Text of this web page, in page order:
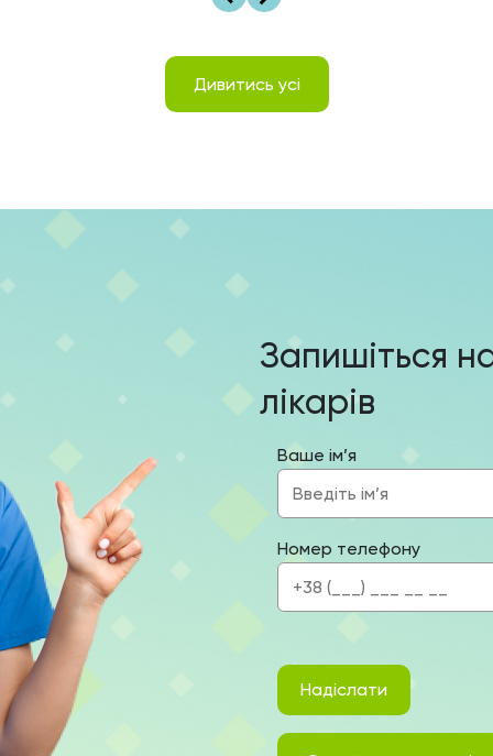
Дивитись усі
Запишіться
лікарів
Ваше ім’я
Номер телефону
Надіслати